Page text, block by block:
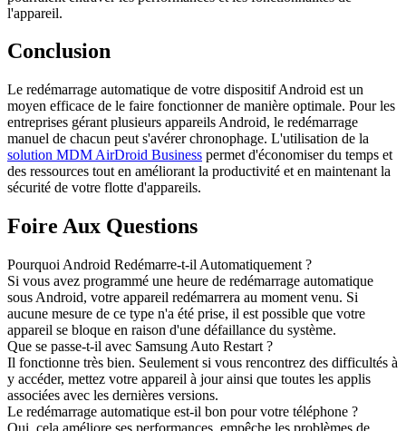
l'appareil.
Conclusion
Le redémarrage automatique de votre dispositif Android est un
moyen efficace de le faire fonctionner de manière optimale. Pour les
entreprises gérant plusieurs appareils Android, le redémarrage
manuel de chacun peut s'avérer chronophage. L'utilisation de la
solution MDM AirDroid Business permet d'économiser du temps et
des ressources tout en améliorant la productivité et en maintenant la
sécurité de votre flotte d'appareils.
Foire Aux Questions
Pourquoi Android Redémarre-t-il Automatiquement ?
Si vous avez programmé une heure de redémarrage automatique
sous Android, votre appareil redémarrera au moment venu. Si
aucune mesure de ce type n'a été prise, il est possible que votre
appareil se bloque en raison d'une défaillance du système.
Que se passe-t-il avec Samsung Auto Restart ?
Il fonctionne très bien. Seulement si vous rencontrez des difficultés à
y accéder, mettez votre appareil à jour ainsi que toutes les applis
associées avec les dernières versions.
Le redémarrage automatique est-il bon pour votre téléphone ?